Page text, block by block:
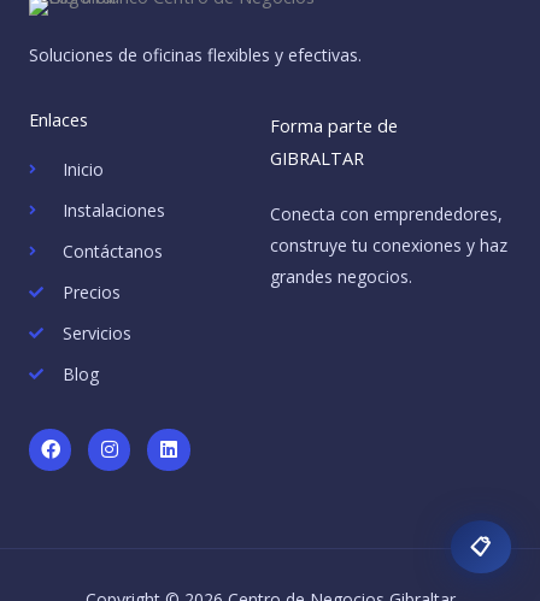
Soluciones de oficinas flexibles y efectivas.
Enlaces
Inicio
Instalaciones
Contáctanos
Precios
Servicios
Blog
Forma parte de
GIBRALTAR
Conecta con emprendedores,
construye tu conexiones y haz
grandes negocios.
F
a
c
I
n
s
m
L
i
n
📋